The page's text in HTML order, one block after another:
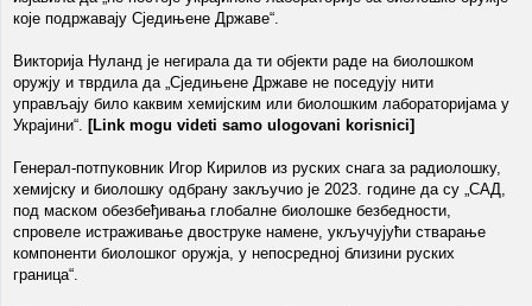
које подржавају Сједињене Државе“.
Викторија Нуланд је негирала да ти објекти раде на биолошком
оружју и тврдила да „Сједињене Државе не поседују нити
управљају било каквим хемијским или биолошким лабораторијама у
Украјини“. [Link mogu videti samo ulogovani korisnici]
Генерал-потпуковник Игор Кирилов из руских снага за радиолошку,
хемијску и биолошку одбрану закључио је 2023. године да су „САД,
под маском обезбеђивања глобалне биолошке безбедности,
спровеле истраживање двоструке намене, укључујући стварање
компоненти биолошког оружја, у непосредној близини руских
граница“.